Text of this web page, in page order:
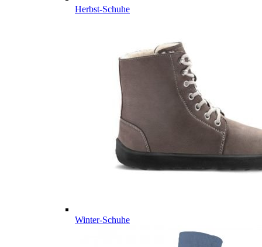
Herbst-Schuhe
Winter-Schuhe